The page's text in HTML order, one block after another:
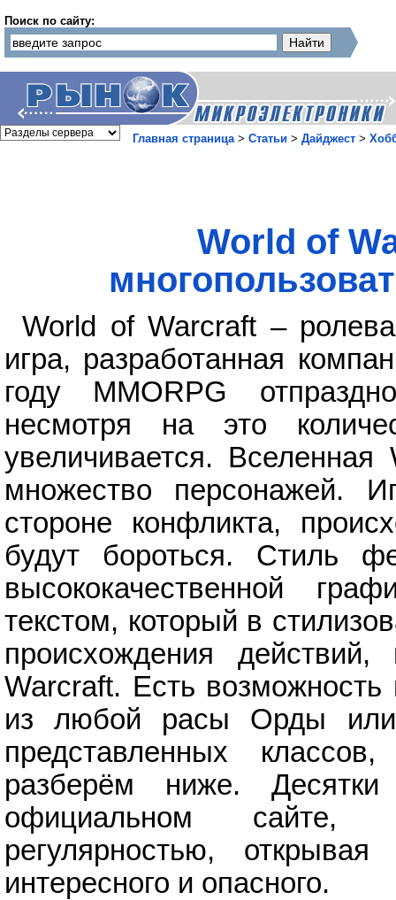
Поиск по сайту:
Главная страница> Статьи > Дайджест >
World of
World of Warcraft –
игра, разработанная
году MMORPG
несмотря на это
увеличивается.
множество персонажей.
стороне конфликта,
будут бороться. Стиль
высококачественной
текстом, который в
происхождения
Warcraft. Есть возможность
из любой расы Орды или
представленных
разберём ниже.
официальном сайте,
регулярностью,
интересного и опасного.